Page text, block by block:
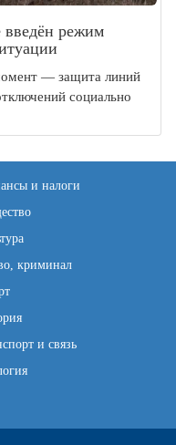
режим
— защита линий
социально
и налоги
криминал
и связь